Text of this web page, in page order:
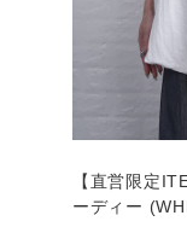
【直営限定
ーディー